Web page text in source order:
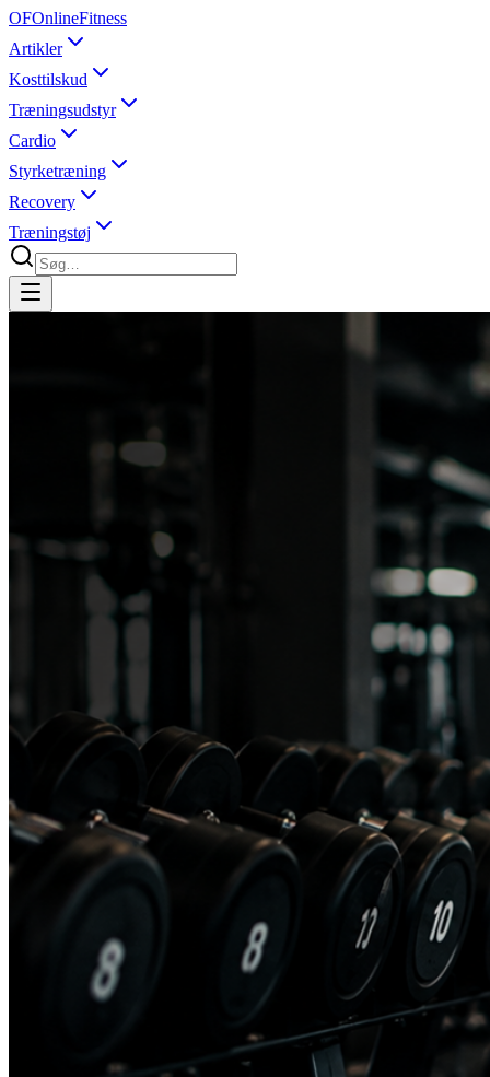
OFOnlineFitness
Artikler
Kosttilskud
Træningsudstyr
Cardio
Styrketræning
Recovery
Træningstøj